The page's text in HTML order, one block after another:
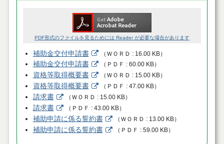
PDF形式のファイルを見るためには Reader が必要な場合があります
補助金交付申請書 （ ＷＯＲＤ 16.00 KB）
補助金交付申請書 （ ＰＤＦ 60.00 KB）
資格等取得概要書 （ ＷＯＲＤ 15.00 KB）
資格等取得概要書 （ ＰＤＦ 47.00 KB）
請求書 （ ＷＯＲＤ 15.00 KB）
請求書 （ ＰＤＦ 43.00 KB）
補助申請に係る誓約書 （ ＷＯＲＤ 13.00 KB）
補助申請に係る誓約書 （ ＰＤＦ 59.00 KB）